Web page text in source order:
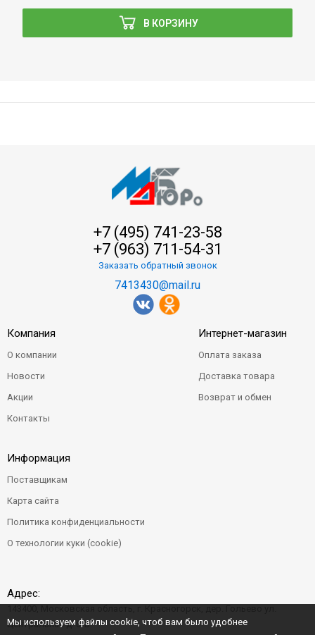
В КОРЗИНУ
+7 (495) 741-23-58
+7 (963) 711-54-31
Заказать обратный звонок
7413430@mail.ru
Компания
О компании
Новости
Акции
Контакты
Интернет-магазин
Оплата заказа
Доставка товара
Возврат и обмен
Информация
Поставщикам
Карта сайта
Политика конфиденциальности
О технологии куки (cookie)
Адрес:
Центральная д. 6"Б"
Мы используем файлы cookie, чтоб вам было удобнее